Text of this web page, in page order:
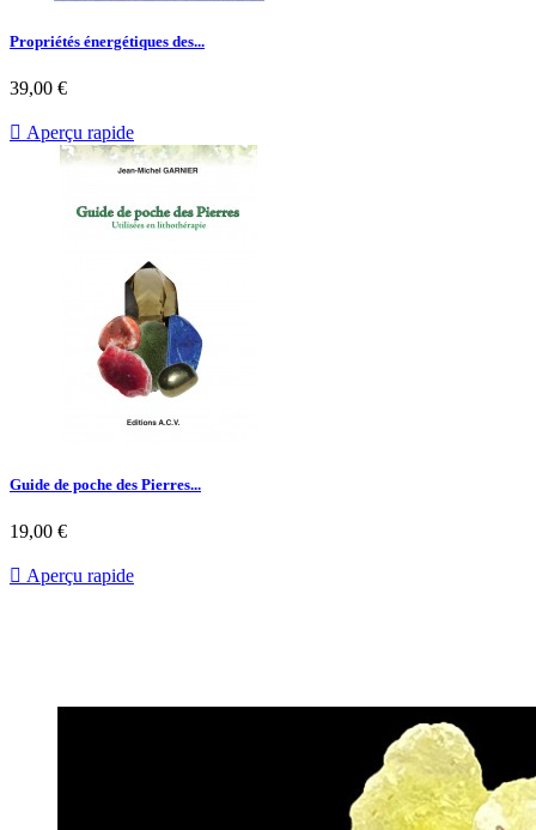
Propriétés énergétiques des...
39,00 €
 Aperçu rapide
Guide de poche des Pierres...
19,00 €
 Aperçu rapide